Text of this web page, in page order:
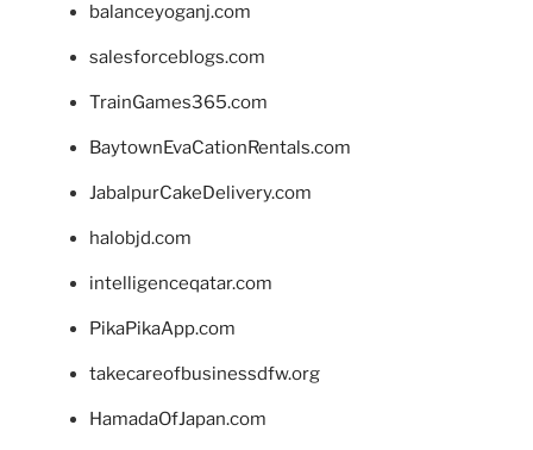
balanceyoganj.com
salesforceblogs.com
TrainGames365.com
BaytownEvaCationRentals.com
JabalpurCakeDelivery.com
halobjd.com
intelligenceqatar.com
PikaPikaApp.com
takecareofbusinessdfw.org
HamadaOfJapan.com